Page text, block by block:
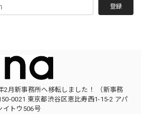
登録
2月新事務所へ移転しました！ （新事務
0021 東京都渋谷区恵比寿西1-15-2 アパ
イトウ506号